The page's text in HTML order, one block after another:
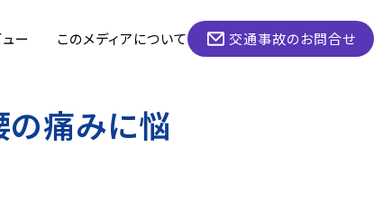
ー このメディアについて 交通事故のお問合せ
の痛みに悩